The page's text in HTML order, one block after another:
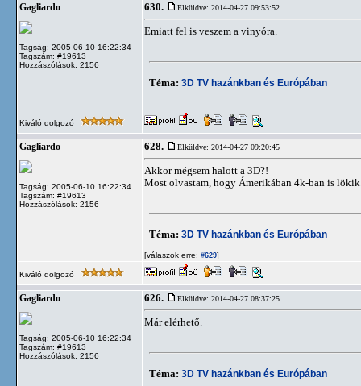
Gagliardo
Tagság: 2005-06-10 16:22:34
Tagszám: #19613
Hozzászólások: 2156
630. Elküldve: 2014-04-27 09:53:52
Emiatt fel is veszem a vinyóra.
Téma: 3D TV hazánkban és Európában
Kiváló dolgozó
Gagliardo
Tagság: 2005-06-10 16:22:34
Tagszám: #19613
Hozzászólások: 2156
628. Elküldve: 2014-04-27 09:20:45
Akkor mégsem halott a 3D?!
Most olvastam, hogy Ámerikában 4k-ban is
Téma: 3D TV hazánkban és Európában
[válaszok erre: #629]
Kiváló dolgozó
Gagliardo
Tagság: 2005-06-10 16:22:34
Tagszám: #19613
Hozzászólások: 2156
626. Elküldve: 2014-04-27 08:37:25
Már elérhető.
Téma: 3D TV hazánkban és Európában